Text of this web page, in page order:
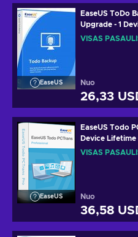
EaseUS
EaseUS ToDo
Upgrade - 1
VISAS
Nuo
26,33
EaseUS
EaseUS Todo
Device Lifetime
VISAS
Nuo
36,58